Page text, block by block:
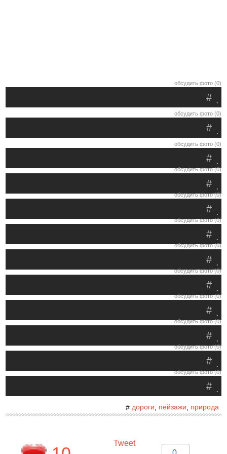
обсудить фото (0)
.
#
обсудить фото (0)
.
#
обсудить фото (0)
.
#
обсудить фото (0)
.
#
обсудить фото (0)
.
#
обсудить фото (0)
.
#
обсудить фото (0)
.
#
обсудить фото (0)
.
#
обсудить фото (0)
.
#
обсудить фото (0)
.
#
обсудить фото (0)
.
#
обсудить фото (0)
.
#
# дороги пейзажи природа
Tweet